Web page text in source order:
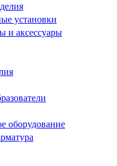
установки
и аксессуары
оборудование